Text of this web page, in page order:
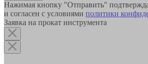
Нажимая кнопку "Отправить"
и согласен с условиями политики
Заявка на прокат инструмента